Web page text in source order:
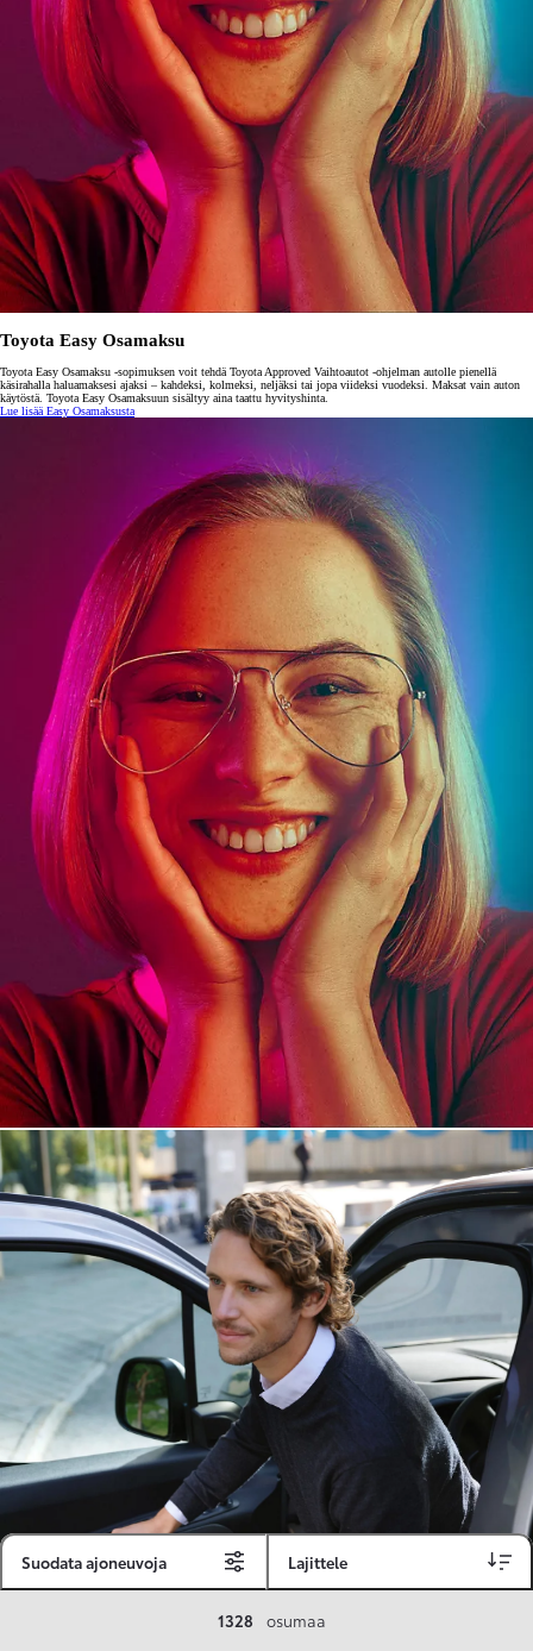
Suodata ajoneuvoja Lajittele
1328 osumaa
Toyota Easy Osamaksu
Toyota Easy Osamaksu -sopimuksen voit tehdä Toyota Approved Vaihtoautot -ohjelman autolle pienellä
käsirahalla haluamaksesi ajaksi – kahdeksi, kolmeksi, neljäksi tai jopa viideksi vuodeksi. Maksat vain auton
käytöstä. Toyota Easy Osamaksuun sisältyy aina taattu hyvityshinta.
Lue lisää Easy Osamaksusta